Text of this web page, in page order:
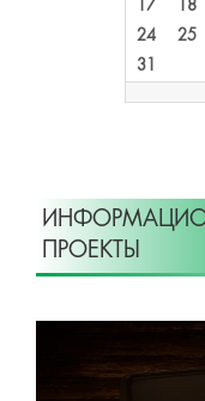
17 18
24
25
31
ПРОЕКТЫ